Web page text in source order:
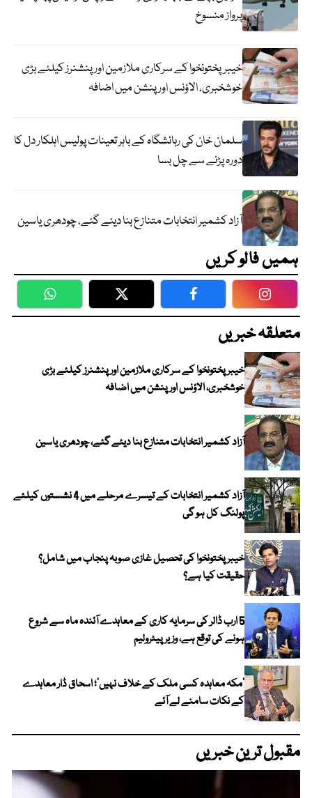
پرواز منسوخ
خیبرپختونخوا کے سرکاری ملازمین اور پنشنرز کیلئے بڑی
خوشخبری، الاؤنس اور پنشن میں اضافہ
سلمان خان کی رہائشگاہ کے باہر تعینات پولیس اہلکار دل کا
دورہ پڑنے سے چل بسا
آزاد کشمیر انتخابات متنازع بنا دیئے گئے، چودھری یاسین
ہمیں فالو کریں
WhatsApp Twitter Facebook
متعلقہ خبریں
خیبرپختونخوا کے سرکاری ملازمین اور پنشنرز کیلئے بڑی
خوشخبری، الاؤنس اور پنشن میں اضافہ
آزاد کشمیر انتخابات متنازع بنا دیئے گئے، چودھری یاسین
آزاد کشمیر انتخابات کے تیسرے مرحلے میں 4 نشستوں کیلئے
پولنگ کل ہو گی
خیبر پختونخوا کی تحصیل غازی صوبہ پنجاب میں شامل؟
حقیقت کیا ہے؟
5 ارب ڈالر کی سرمایہ کاری کے معاہدے آئندہ ماہ سے شروع
ہونے کی توقع ہے، وزیر پیٹرولیم
‘مکہ معاہدہ کسی ملک کے خلاف نہیں’؛ اسحاق ڈار معاہدے
کے نکات سامنے لے آئے
مقبول ترین خبریں